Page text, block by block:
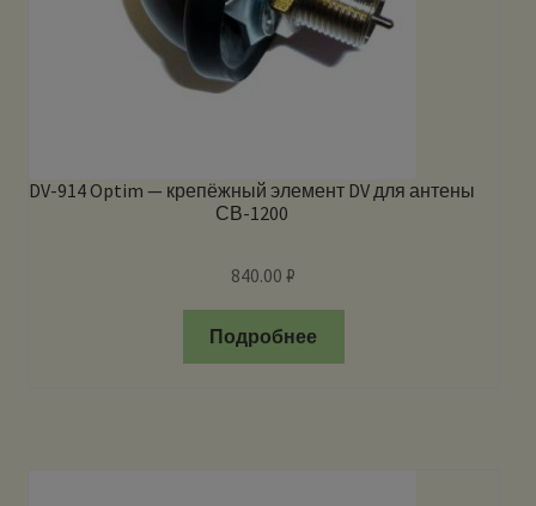
DV-914 Optim — крепёжный элемент DV для антены
СВ-1200
840.00₽
Подробнее